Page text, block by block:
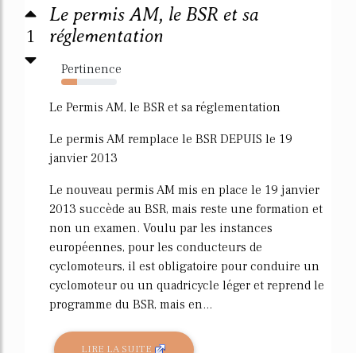
1
Le permis AM, le BSR et sa
réglementation
Pertinence
28%
Le Permis AM, le BSR et sa réglementation
Le permis AM remplace le BSR DEPUIS le 19
janvier 2013
Le nouveau permis AM mis en place le 19 janvier
2013 succède au BSR, mais reste une formation et
non un examen. Voulu par les instances
européennes, pour les conducteurs de
cyclomoteurs, il est obligatoire pour conduire un
cyclomoteur ou un quadricycle léger et reprend le
programme du BSR, mais en...
LIRE LA SUITE